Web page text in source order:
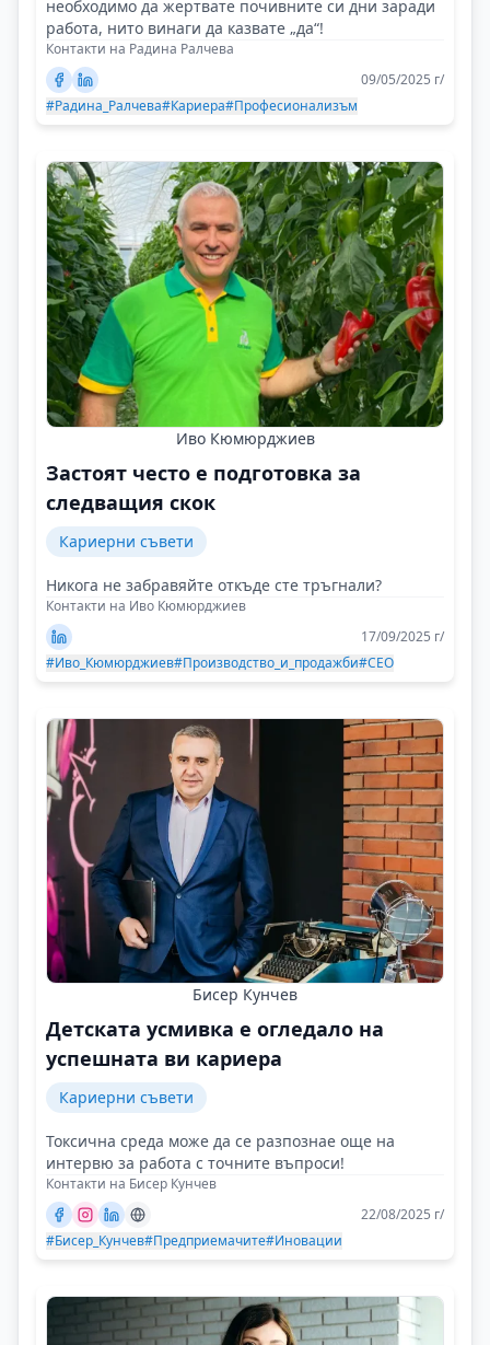
необходимо да жертвате почивните си дни заради
работа, нито винаги да казвате „да“!
Контакти на Радина Ралчева
09/05/2025 г/
#Радина_Ралчева#Кариера#Професионализъм
Иво Кюмюрджиев
Застоят често е подготовка за
следващия скок
Кариерни съвети
Никога не забравяйте откъде сте тръгнали?
Контакти на Иво Кюмюрджиев
17/09/2025 г/
#Иво_Кюмюрджиев#Производство_и_продажби#CEO
Бисер Кунчев
Детската усмивка е огледало на
успешната ви кариера
Кариерни съвети
Токсична среда може да се разпознае още на
интервю за работа с точните въпроси!
Контакти на Бисер Кунчев
22/08/2025 г/
#Бисер_Кунчев#Предприемачите#Иновации